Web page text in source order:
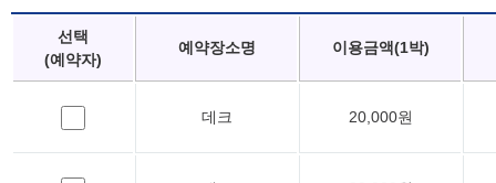
선택
(예약자)
예약장소명 이용금액(1박)
데크 20,000원